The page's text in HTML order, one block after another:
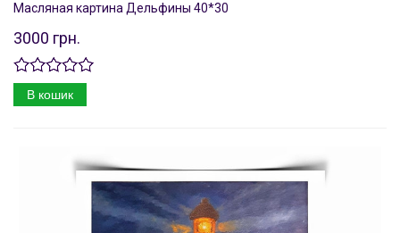
Масляная картина Дельфины 40*30
3000 грн.
В кошик